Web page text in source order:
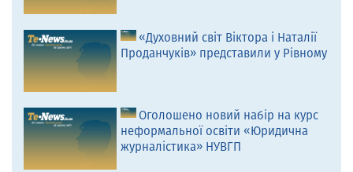
«Духовний світ Віктора і Наталії
Проданчуків» представили у Рівному
Оголошено новий набір на курс
неформальної освіти «Юридична
журналістика» НУВГП